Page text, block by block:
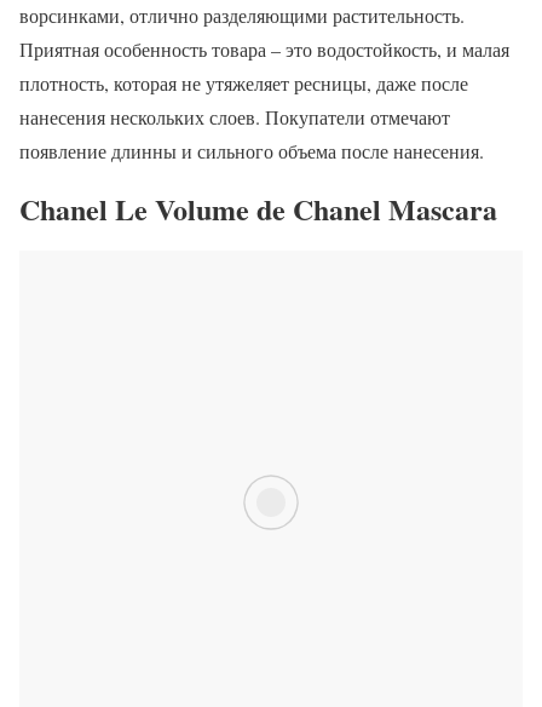
ворсинками, отлично разделяющими растительность.
Приятная особенность товара – это водостойкость, и малая
плотность, которая не утяжеляет ресницы, даже после
нанесения нескольких слоев. Покупатели отмечают
появление длинны и сильного объема после нанесения.
Chanel Le Volume de Chanel Mascara